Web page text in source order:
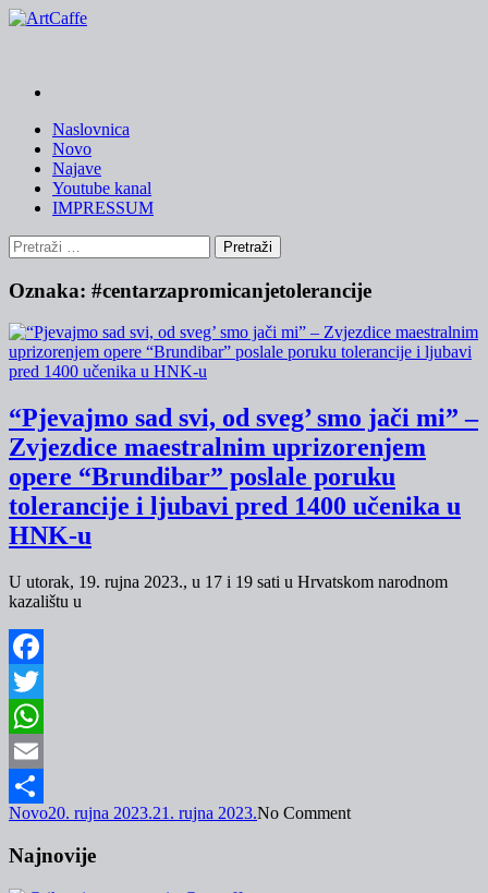
Skip
Naslovnica
Novo
Najave
Youtube kanal
IMPRESSUM
Pretraži:
Oznaka: #centarzapromicanjetolerancije
“Pjevajmo sad svi, od sveg’ smo jači mi” –
Zvjezdice maestralnim uprizorenjem
opere “Brundibar” poslale poruku
tolerancije i ljubavi pred 1400 učenika u
HNK-u
U utorak, 19. rujna 2023., u 17 i 19 sati u Hrvatskom narodnom
kazalištu u
Facebook
Twitter
WhatsApp
Email
Share
Novo20. rujna 2023.21. rujna 2023.No Comment
Najnovije